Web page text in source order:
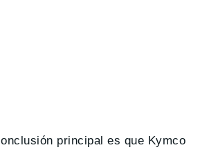
principal es que Kymco